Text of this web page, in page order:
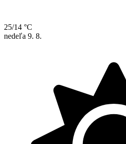
25/14 °C
nedeľa 9. 8.